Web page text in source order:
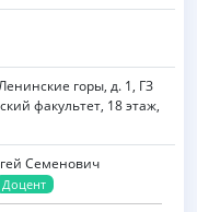
горы, д. 1, ГЗ
факультет, 18 этаж,
Семенович
Доцент